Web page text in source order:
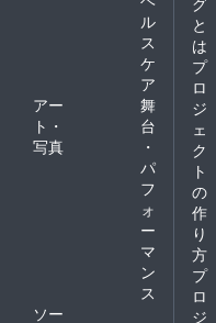
ル
ス
ケ
ア
アー
ト・
写真
舞
台
・
パ
フ
ォ
ー
マ
ン
ス
ソー
と
は
プ
ロ
ジ
ェ
ク
ト
の
作
り
方
プ
ロ
ジ